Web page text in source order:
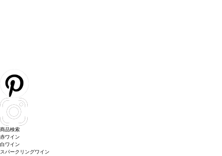
商品検索
赤ワイン
白ワイン
スパークリングワイン